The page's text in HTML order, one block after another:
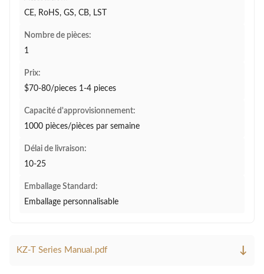
CE, RoHS, GS, CB, LST
Nombre de pièces:
1
Prix:
$70-80/pieces 1-4 pieces
Capacité d'approvisionnement:
1000 pièces/pièces par semaine
Délai de livraison:
10-25
Emballage Standard:
Emballage personnalisable
KZ-T Series Manual.pdf ↓